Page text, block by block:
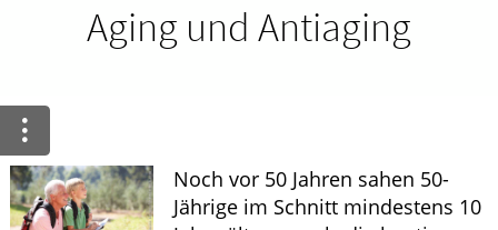
HOMÖOPATHIE
GESUND IM ALTER
Aging und Antiaging
Noch vor 50 Jahren sahen 50-
Jährige im Schnitt mindestens 10